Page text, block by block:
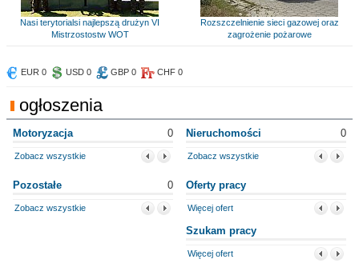
Nasi terytorialsi najlepszą drużyn VI
Mistrzostostw WOT
Rozszczelnienie sieci gazowej oraz
zagrożenie pożarowe
EUR 0 USD 0 GBP 0 CHF 0
ogłoszenia
Motoryzacja 0
Zobacz wszystkie
Nieruchomości 0
Zobacz wszystkie
Pozostałe 0
Zobacz wszystkie
Oferty pracy
Więcej ofert
Szukam pracy
Więcej ofert